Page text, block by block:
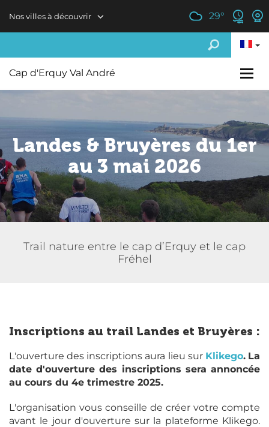
Nos villes à découvrir 29°
Cap d'Erquy Val André
Landes & Bruyères du 1er
au 3 mai 2026
Trail nature entre le cap d’Erquy et le cap
Fréhel
Inscriptions au trail Landes et Bruyères :
L'ouverture des inscriptions aura lieu sur Klikego. La
date d'ouverture des inscriptions sera annoncée
au cours du 4e trimestre 2025.
L'organisation vous conseille de créer votre compte
avant le jour d'ouverture sur la plateforme Klikego.